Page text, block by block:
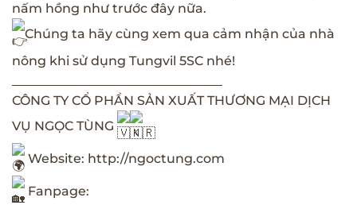
nấm hồng như trước đây nữa.
Chúng ta hãy cùng xem qua cảm nhận của nhà
nông khi sử dụng Tungvil 5SC nhé!
CÔNG TY CỔ PHẦN SẢN XUẤT THƯƠNG MẠI DỊCH
VỤ NGỌC TÙNG
Website: http://ngoctung.com
Fanpage: